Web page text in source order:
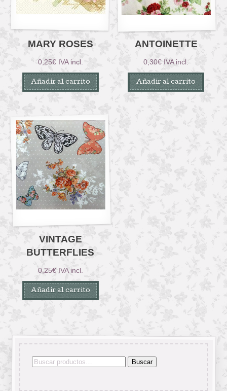
MARY ROSES
0,25€ IVA incl.
Añadir al carrito
ANTOINETTE
0,30€ IVA incl.
Añadir al carrito
VINTAGE
BUTTERFLIES
0,25€ IVA incl.
Añadir al carrito
Buscar
Buscar